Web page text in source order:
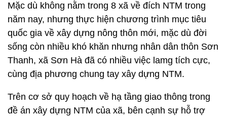
Mặc dù không nằm trong 8 xã về đích NTM trong
năm nay, nhưng thực hiện chương trình mục tiêu
quốc gia về xây dựng nông thôn mới, mặc dù đời
sống còn nhiều khó khăn nhưng nhân dân thôn Sơn
Thanh, xã Sơn Hà đã có nhiều việc lamg tích cực,
cùng địa phương chung tay xây dựng NTM.
Trên cơ sở quy hoạch về hạ tầng giao thông trong
đề án xây dựng NTM của xã, bên cạnh sự hỗ trợ